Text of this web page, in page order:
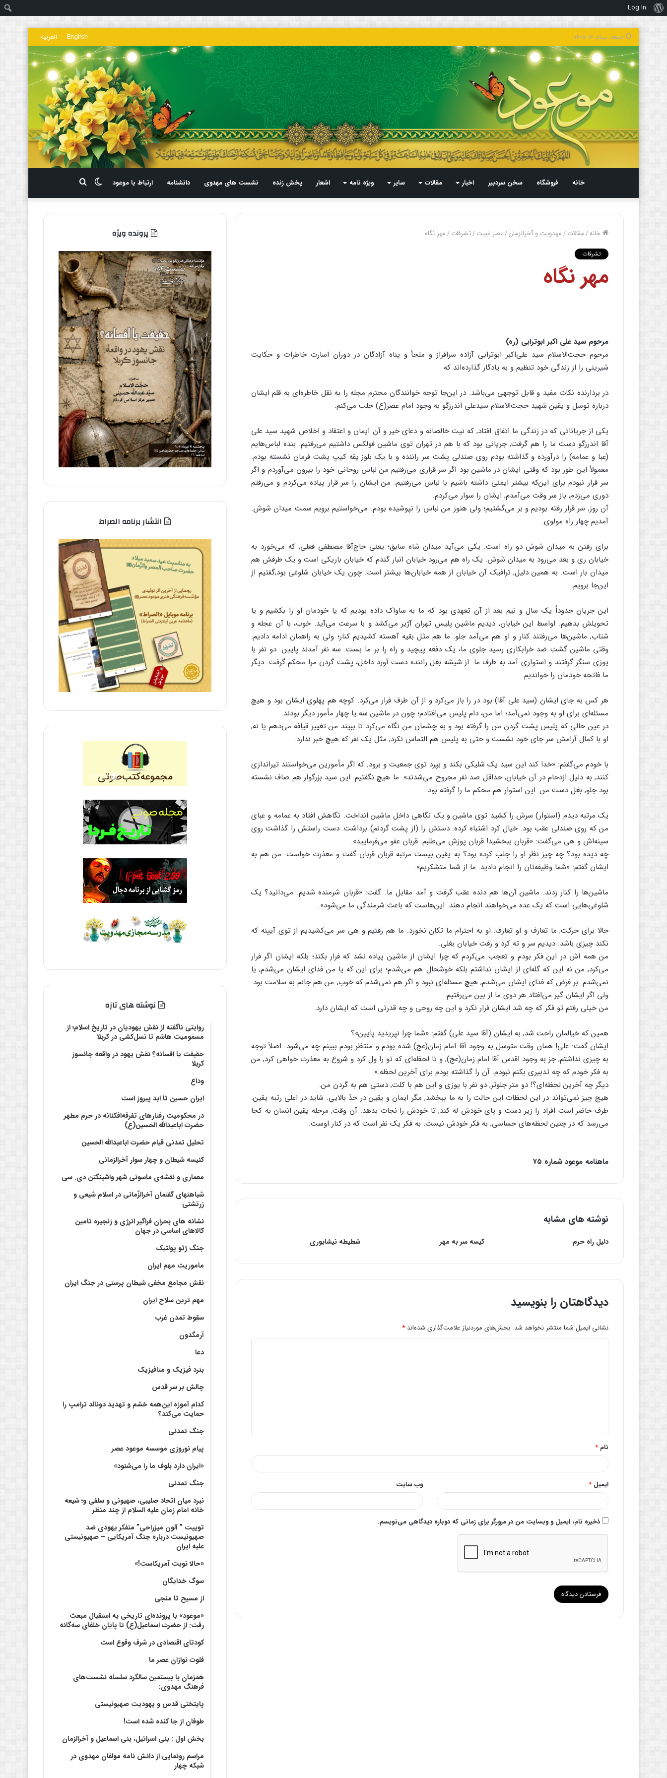
درباره
وردپرس
Log In
جمعه, مرداد ۱۶ ۱۴۰۵ English العربیه
خانه فروشگاه سخن سردبیر اخبار مقالات سایر ویژه نامه اشعار پخش زنده نشست های مهدوی دانشنامه ارتباط با موعود
برای
تغییر
پوسته
خانه/مقالات/مهدویت و آخرالزمان/عصر غیبت/تشرفات/مهر نگاه
تشرفات
مهر نگاه
مرحوم سید علی اکبر ابوترابی (ره)
مرحوم حجت‌الاسلام سید علی‌اکبر ابوترابی آزاده سرافراز و ملجأ و پناه آزادگان در دوران اسارت خاطرات و حکایت
شیرینی را از زندگی خود تنظیم و به یادگار گذارده‌اند که
در بردارنده نکات مفید و قابل توجهی می‌باشد. در این‌جا توجه خوانندگان محترم مجله را به نقل خاطره‌ای به قلم ایشان
درباره توسل و یقین شهید حجت‌الاسلام سیدعلی اندرزگو به وجود امام عصر(ع) جلب می‌کنم.
یکی از جریاناتی که در زندگی ما اتفاق افتاد, که نیت خالصانه و دعای خیر و آن ایمان و اعتقاد و اخلاص شهید سید علی
آقا اندرزگو دست ما را هم گرفت,‌ جریانی بود که با هم در تهران توی ماشین فولکس داشتیم می‌رفتیم. بنده لباس‌هایم
(عبا و عمامه) ‌را درآورده و گذاشته بودم روی صندلی پشت سر راننده و با یک بلوز یقه کیپ پشت فرمان نشسته بودم.
معمولاً این طور بود که وقتی ایشان در ماشین بود اگر سر قراری می‌رفتیم من لباس روحانی خود را بیرون می‌آوردم و اگر
سر قرار نبودم برای این‌که بیشتر ایمنی داشته باشیم با لباس می‌رفتیم. من ایشان را سر قرار پیاده می‌کردم و می‌رفتم
دوری می‌زدم, باز سر وقت می‌آمدم, ایشان را سوار می‌کردم.
آن روز, سر قرار رفته بودیم و بر می‌گشتیم؛ ولی هنوز من لباس را نپوشیده بودم. می‌خواستیم برویم سمت میدان شوش.
آمدیم چهار راه مولوی.
برای رفتن به میدان شوش دو راه است. یکی می‌آید میدان شاه سابق؛ یعنی حاج‌آقا مصطفی فعلی, که می‌خورد به
خیابان ری و بعد می‌رود به میدان شوش. یک راه هم می‌رود خیابان انبار گندم که خیابان باریکی است و یک طرفش هم
میدان بار است. به همین دلیل, ترافیک آن خیابان از همه خیابان‌ها بیشتر است. چون یک خیابان شلوغی بود,‌گفتیم از
این‌جا برویم.
این جریان حدوداً‌ یک سال و نیم بعد از آن تعهدی بود که ما به ساواک داده بودیم که یا خودمان او را بکشیم و یا
تحویلش بدهیم. اواسط این خیابان, دیدیم ماشین پلیس تهران آژیر می‌کشد و با سرعت می‌آید. خوب، با آن عجله و
شتاب, ماشین‌ها می‌رفتند کنار و او هم می‌آمد جلو. ما هم مثل بقیه آهسته کشیدیم کنار؛ ولی به راهمان ادامه دادیم.
وقتی ماشین گشتِ ضد خرابکاری رسید جلوی ما، یک دفعه پیچید و راه را بر ما بست. سه نفر آمدند پایین. دو نفر با
یوزی سنگر گرفتند و استواری آمد به طرف ما. از شیشه بغل راننده دست آورد داخل، پشت گردن مرا محکم گرفت. دیگر
ما فاتحه خودمان را خواندیم.
هر کس به جای ایشان (سید علی آقا) بود در را باز می‌کرد و از آن طرف فرار می‌کرد. کوچه هم پهلوی ایشان بود و هیچ
مسئله‌ای برای او به وجود نمی‌آمد؛ اما من، دام پلیس می‌افتادم؛ چون در ماشین سه یا چهار مأمور دیگر بودند.
در عین حالی که پلیس پشت گردن من را گرفته بود و به چشمان من نگاه می‌کرد تا ببیند من تغییر قیافه می‌دهم یا نه,
او با کمال آرامش سر جای خود نشست و حتی به پلیس هم التماس نکرد, مثل یک نفر که هیچ خبر ندارد.
با خودم می‌گفتم: «خدا کند این سید یک شلیکی بکند و بپرد توی جمعیت و برود, که اگر مأمورین می‌خواستند تیراندازی
کنند, به دلیل ازدحام در آن خیابان, حداقل صد نفر مجروح می‌شدند». ما هیچ نگفتیم. این سید بزرگوار هم صاف نشسته
بود جلو, بغل دست من. این استوار هم محکم ما را گرفته بود.
یک مرتبه دیدم (استوار) سرش را کشید توی ماشین و یک نگاهی داخل ماشین انداخت. نگاهش افتاد به عمامه و عبای
من که روی صندلی عقب بود. خیال کرد اشتباه کرده. دستش را (از پشت گردنم) برداشت. دست راستش را گذاشت روی
سینه‌اش و هی می‌گفت: «قربان ببخشید! قربان پوزش می‌طلبم. قربان عفو می‌فرمایید».
چه دیده بود؟ چه چیز نظر او را جلب کرده بود؟ به یقین بیست مرتبه قربان قربان گفت و معذرت خواست. من هم به
ایشان گفتم: «شما وظیفه‌تان را انجام دادید. ما از شما متشکریم».
ماشین‌ها را کنار زدند. ماشین آن‌ها هم دنده عقب گرفت و آمد مقابل ما. گفت: «قربان شرمنده شدیم. می‌دانید؟ یک
شلوغی‌هایی است که یک عده می‌خواهند انجام دهند. این‌هاست که باعث شرمندگی ما می‌شود».
حالا برای حرکت, ما تعارف و او تعارف. او به احترام ما تکان نخورد. ما هم رفتیم و هی سر می‌کشیدیم از توی آیینه که
نکند چیزی باشد. دیدیم سر و ته کرد و رفت خیابان بغلی.
من همه اش در این فکر بودم و تعجب می‌کردم که چرا ایشان از ماشین پیاده نشد که فرار بکند؛ بلکه ایشان اگر فرار
می‌کرد, من نه این که گله‌ای از ایشان نداشتم بلکه خوشحال هم می‌شدم؛ برای این که یا من فدای ایشان می‌شدم, یا
نمی‌شدم. بر فرض که فدای ایشان می‌شدم, هیچ مسئله‌ای نبود و اگر هم نمی‌شدم که خوب, من هم جانم به سلامت بود.
ولی اگر ایشان گیر می‌افتاد هر دوی ما از بین می‌رفتیم.
من خیلی رفتم تو فکر که چه شد ایشان فرار نکرد و این چه روحی و چه قدرتی است که ایشان دارد.
همین که خیالمان راحت شد,‌ به ایشان (آقا سید علی) گفتم: «شما چرا نپریدید پایین»؟
ایشان گفت: علی! همان وقت متوسل به وجود آقا امام زمان(عج) شده بودم و منتظر بودم ببینم چه می‌شود. اصلاً‌ توجه‌
به چیزی نداشتم, جز به وجود اقدس آقا امام زمان(عج), و تا لحظه‌ای که تو را ول کرد و شروع به معذرت خواهی کرد, من
به فکر خودم که چه تدبیری بکنم نبودم. آن را گذاشته بودم برای آخرین لحظه.»
دیگر چه آخرین لحظه‌ای؟! دو متر جلوتر, دو نفر با یوزی و این هم با کلت, دستی هم به گردن من.
هیچ چیز نمی‌تواند در این لحظات این حالت را به ما ببخشد, مگر ایمان و یقین در حدّ بالایی. شاید در اعلی رتبه یقین.
طرف حاضر است افراد را زیر دست و پای خودش له کند, تا خودش را نجات بدهد. آن وقت, مرحله یقین انسان به کجا
می‌رسد که در چنین لحظه‌های حساسی, به فکر خودش نیست. به فکر یک نفر است که در کنار اوست.
ماهنامه موعود شماره ۷۵
نوشته های مشابه
دلیل راه حرم کیسه سر به مهر شطیطه نیشابوری
دیدگاهتان را بنویسید
نشانی ایمیل شما منتشر نخواهد شد. بخش‌های موردنیاز علامت‌گذاری شده‌اند *
*
نام *
ایمیل * وب‌ سایت
ذخیره نام، ایمیل و وبسایت من در مرورگر برای زمانی که دوباره دیدگاهی می‌نویسم.
پرونده ویژه
انتشار برنامه الصراط
نوشته های تازه
روایتی ناگفته از نقش یهودیان در تاریخ اسلام؛ از
مسمومیت هاشم تا نسل‌کشی در کربلا
حقیقت یا افسانه؟‌ نقش یهود در واقعه جانسوز
کربلا
وداع
ایران حسین تا ابد پیروز است
در محکومیت رفتارهای تفرقه‌افکنانه در حرم مطهر
حضرت اباعبدالله الحسین(ع)
تحلیل تمدنی قیام حضرت اباعبدالله الحسین
کنیسه شیطان و چهار سوار آخرالزمانی
معماری و نقشه‌ی ماسونی شهر واشينگتن دی. سی
شباهتهای گفتمان آخر‌الزّمانی در اسلام شیعی و
زرتشتی
نشانه های بحران فراگیر انرژی و زنجیره تامین
کالاهای اساسی در جهان
جنگ ژئو پولتیک
ماموریت مهم ایران
نقش مجامع مخفی شیطان پرستی در جنگ ایران
مهم ترین سلاح ایران
سقوط تمدن غرب
آرمگدون
دعا
بنرد فیزیک و متافیزیک
چالش بر سر قدس
کدام آموزه این‌همه خشم و تهدید دونالد ترامپ را
حمایت می‌کند؟
جنگ تمدنی
پیام نوروزی موسسه موعود عصر
«ایران دارد بلوف ما را می‌شنود»
جنگ تمدنی
نبرد میان اتحاد صلیبی، صهیونی و سلفی و؛ شیعه
خانه امام زمان علیه السلام از چند منظر
توییت ” آلون میزراحی” متفکر یهودی ضد
صهیونیست درباره جنگ آمریکایی – صهیونیستی
علیه ایران
«حالا نوبت آمریکاست!»
سوگ خدایگان
از مسیح تا منجی
«موعود» با پرونده‌ای تاریخی به استقبال مبعث
رفت: از حضرت اسماعیل(ع) تا پایان خلفای سه‌گانه
کودتای اقتصادی در شرف وقوع است
فلوت نوازان عصر ما
همزمان با بیستمین سالگرد سلسله نشست‌های
فرهنگ مهدوی:‌
پایتختی قدس و یهودیت صهیونیستی
طوفان از جا کنده شده است!
بخش اول : بنی اسرائیل، بنی اسماعیل و آخرالزمان
مراسم رونمایی از دانش نامه مولفان مهدوی در
شبکه چهار